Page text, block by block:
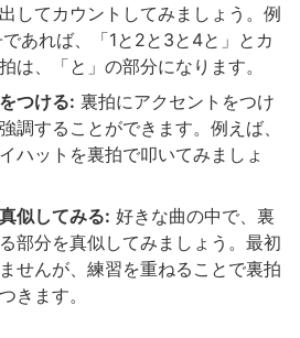
してカウントしてみましょう。例
あれば、「1と2と3と4と」とカ
は、「と」の部分になります。
つける: 裏拍にアクセントをつけ
調することができます。例えば、
ハットを裏拍で叩いてみましょ
似してみる: 好きな曲の中で、裏
部分を真似してみましょう。最初
せんが、練習を重ねることで裏拍
きます。